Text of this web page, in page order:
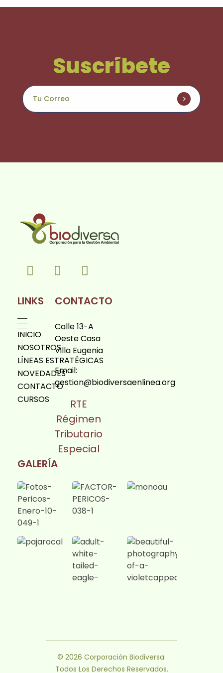
Suscríbete
LINKS
INICIO
NOSOTROS
LÍNEAS ESTRATÉGICAS
NOVEDADES
CONTACTO
CURSOS
CONTACTO
Calle 13-A
Oeste Casa
Villa Eugenia
Email:
gestion@biodiversaenlinea.org
RTE
Régimen
Tributario
Especial
GALERÍA
© 2026 Corporación Biodiversa.
Todos Los Derechos Reservados.